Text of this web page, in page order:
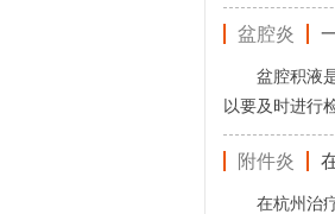
盆腔炎
盆腔积液
以要及时进行
附件炎
在杭州治